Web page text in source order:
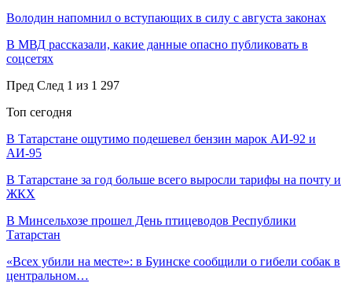
Володин напомнил о вступающих в силу с августа законах
В МВД рассказали, какие данные опасно публиковать в
соцсетях
Пред След 1 из 1 297
Топ сегодня
В Татарстане ощутимо подешевел бензин марок АИ-92 и
АИ-95
В Татарстане за год больше всего выросли тарифы на почту и
ЖКХ
В Минсельхозе прошел День птицеводов Республики
Татарстан
«Всех убили на месте»: в Буинске сообщили о гибели собак в
центральном…